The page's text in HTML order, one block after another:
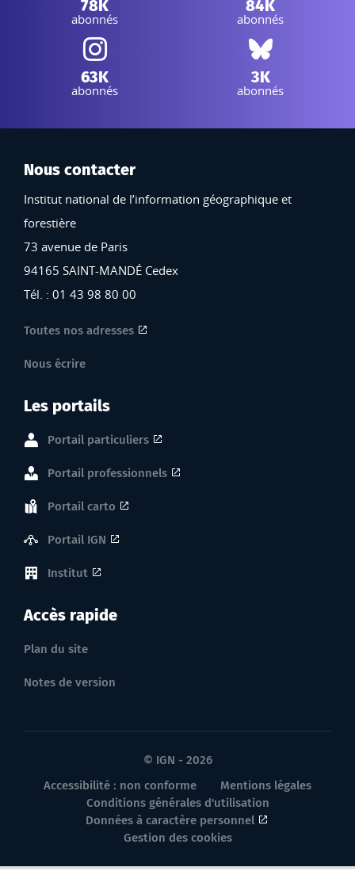
78K
abonnés
84K
abonnés
Instagram IGN :
63K
abonnés
Bluesky IGN :
3K
abonnés
Nous contacter
Institut national de l’information géographique et
forestière
73 avenue de Paris
94165 SAINT-MANDÉ Cedex
Tél. : 01 43 98 80 00
Toutes nos adresses
Nous écrire
Les portails
Portail particuliers
Portail professionnels
Portail carto
Portail IGN
Institut
Accès rapide
Plan du site
Notes de version
© IGN - 2026
Accessibilité : non conforme
Mentions légales
Conditions générales d'utilisation
Données à caractère personnel
Gestion des cookies